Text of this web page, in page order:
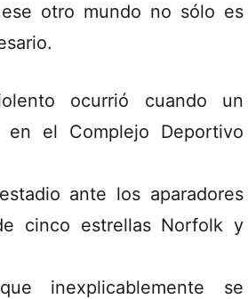
otro mundo no sólo es
ocurrió cuando un
el Complejo Deportivo
ante los aparadores
cinco estrellas Norfolk y
inexplicablemente se